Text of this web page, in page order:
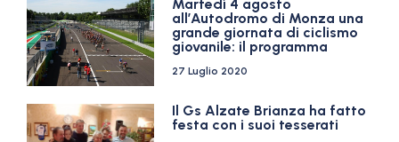
Martedì 4 agosto
all’Autodromo di Monza una
grande giornata di ciclismo
giovanile: il programma
27 Luglio 2020
Il Gs Alzate Brianza ha fatto
festa con i suoi tesserati